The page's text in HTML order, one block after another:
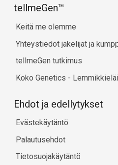
tellmeGen™
Keitä me olemme
Yhteystiedot jakelijat ja
tellmeGen tutkimus
Koko Genetics -
Ehdot ja edellytykset
Evästekäytäntö
Palautusehdot
Tietosuojakäytäntö